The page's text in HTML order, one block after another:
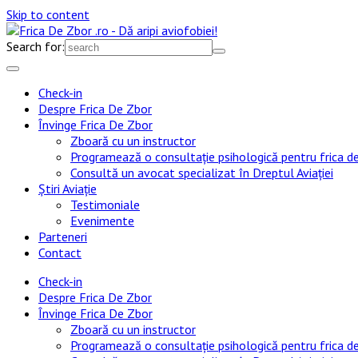
Skip to content
Search for:
Check-in
Despre Frica De Zbor
Învinge Frica De Zbor
Zboară cu un instructor
Programează o consultație psihologică pentru frica
Consultă un avocat specializat în Dreptul Aviației
Știri Aviație
Testimoniale
Evenimente
Parteneri
Contact
Check-in
Despre Frica De Zbor
Învinge Frica De Zbor
Zboară cu un instructor
Programează o consultație psihologică pentru frica